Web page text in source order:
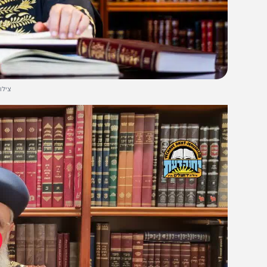
צילום: מנדי